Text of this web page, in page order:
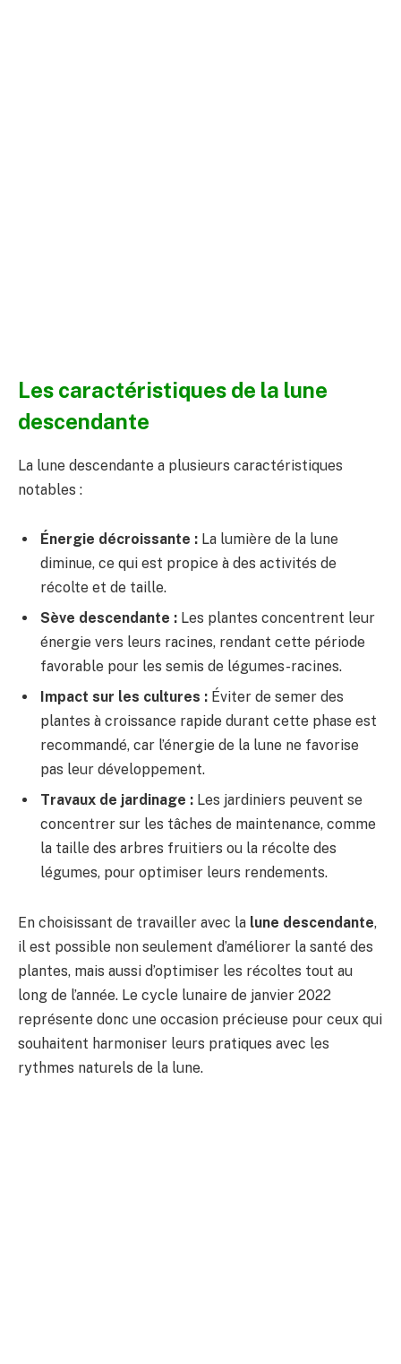
Les caractéristiques de la lune
descendante
La lune descendante a plusieurs caractéristiques
notables :
Énergie décroissante : La lumière de la lune
diminue, ce qui est propice à des activités de
récolte et de taille.
Sève descendante : Les plantes concentrent leur
énergie vers leurs racines, rendant cette période
favorable pour les semis de légumes-racines.
Impact sur les cultures : Éviter de semer des
plantes à croissance rapide durant cette phase est
recommandé, car l’énergie de la lune ne favorise
pas leur développement.
Travaux de jardinage : Les jardiniers peuvent se
concentrer sur les tâches de maintenance, comme
la taille des arbres fruitiers ou la récolte des
légumes, pour optimiser leurs rendements.
En choisissant de travailler avec la lune descendante,
il est possible non seulement d’améliorer la santé des
plantes, mais aussi d’optimiser les récoltes tout au
long de l’année. Le cycle lunaire de janvier 2022
représente donc une occasion précieuse pour ceux qui
souhaitent harmoniser leurs pratiques avec les
rythmes naturels de la lune.